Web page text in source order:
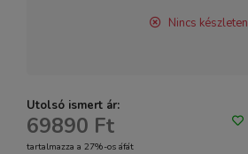
Nincs készleten
Utolsó ismert ár:
69890 Ft
tartalmazza a 27%-os áfát